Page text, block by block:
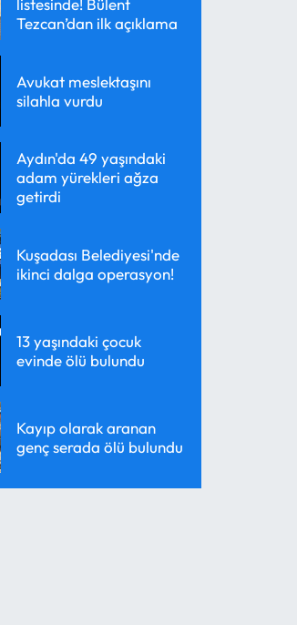
listesinde! Bülent
Tezcan’dan ilk açıklama
Avukat meslektaşını
silahla vurdu
Aydın'da 49 yaşındaki
adam yürekleri ağza
getirdi
Kuşadası Belediyesi'nde
ikinci dalga operasyon!
13 yaşındaki çocuk
evinde ölü bulundu
Kayıp olarak aranan
genç serada ölü bulundu